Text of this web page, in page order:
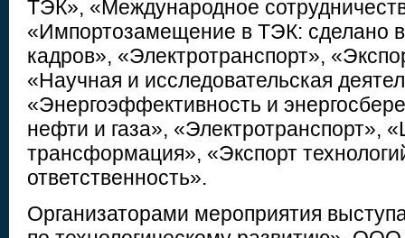
ТЭК», «Международное
«Импортозамещение в ТЭК: сделано
кадров», «Электротранспорт»,
«Научная и исследовательская
«Энергоэффективность и
нефти и газа», «Электротранспорт»,
трансформация», «Экспорт
ответственность».
Организаторами мероприятия